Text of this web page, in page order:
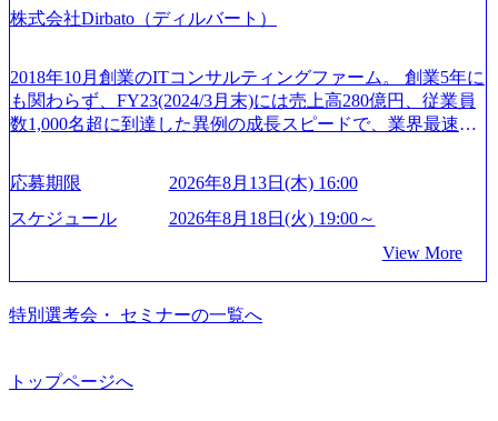
から”のコンサルの在り方 (https://www.businessinsider.jp/articl
を取得 (https://www.agara.co.jp/article/382811) シンプレクスと
Xspear Consultingが、東京都港区の行政手続き100%デジタル
化を支援 (https://www.afpbb.com/articles/-/3520247) 【未経験
流工程、先端技術を学べる環境 【コンサルファーム経験
者】 ・専門領域に軸足を置きながら、他領域にもチャレン
ジできる環境 ・タイトルアップでのオファー ・現職ファー
ムより高いオファー年収 ・実力主義でプロモーションでき
る（ダブルスキップもあり） ・週に1度のアサインｍｔｇで
こまめに社員のキャリアについて検討してもらえる。結
果、なりたいキャリアを反映できるｐｊにアサインしても
るため、エンジニアの視点からも協業しクライアントへ価
の制度】 育児休暇： 対象：小学校1年修了時の3月31日まで
日2時間15分まで、始業・終業時刻の繰り上げ・繰り下げが
可能 子の看護休暇： 子1人につき5日まで取得でき、1時間
単位で取得することも可能 家族看護休暇： 5日まで取得で
度など】 独身寮：富山事業所の近くに、白風寮と青風寮の2
つの寮があり、以下の入居基準を満たす方が入居可能で
す。 ＜入居基準＞ ・満33歳までの独身者 ・自宅から勤務地
までの通勤総時間が2時間を超えること 住宅手当： 本社の
なるため、入居基準を満たす女性には住宅手当を支給しま
による引っ越し費用は、会社が負担します。 2026年8月18日
成活躍させるためのナレッジシェアおよび丁寧なOJTを欠か
19:30～ 所要時間 : 約1時間 2026年8月13日(木) 16:00 ＼応募
意思不問・業界未経験歓迎！／ M&A承継機構のビジョンや
業務内容、実際の働き方について詳しくお伝えするオンラ
イン説明会を開催いたします。 M&A業界に興味があり、ま
業界の情報を集めたい 働くイメージを具体的に知りたい M
&A業界にご興味がある方、転職を少しでもお考えの方はも
ちろん、情報収集をしたい方でも歓迎です。お気軽にご参
加ください。 当日は、質疑応答のお時間もご用意しており
ます。 是非、説明会にてお話できることを楽しみにしてお
ります。 説明会後にアンケート回答をお願いいたします。
オンライン(Google meets)
株式会社Dirbato（ディルバート）
2018年10月創業のITコンサルティングファーム。 創業5年に
も関わらず、FY23(2024/3月末)には売上高280億円、従業員
数1,000名超に到達した異例の成長スピードで、業界最速と
成⻑を遂げている。 現在コンサルティングファームでは外
資も含めて売上高TOP10にランクインしている。 主力事業
はITコンサルティング。幅広い業界の大企業を中心に、IT
支援している。 他方、インキュベーション事業を手掛けて
いるのも同社の特徴であり、 自社で新規事業開発も手掛け
つつ、複数社への出資～ハンズオン支援も行っている。 (参
ングファームや、Slerなどから優秀層が多数ジョイン。 http
応募期限
2026年8月13日(木) 16:00
スケジュール
2026年8月18日(火) 19:00～
View More
特別選考会・ セミナーの一覧へ
トップページへ